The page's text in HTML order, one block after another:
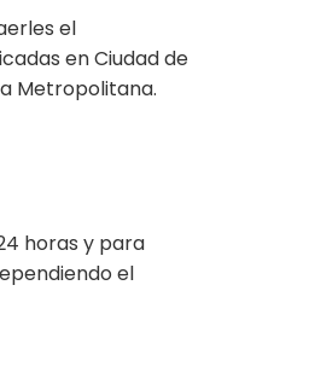
el
en Ciudad de
Metropolitana.
horas y para
el